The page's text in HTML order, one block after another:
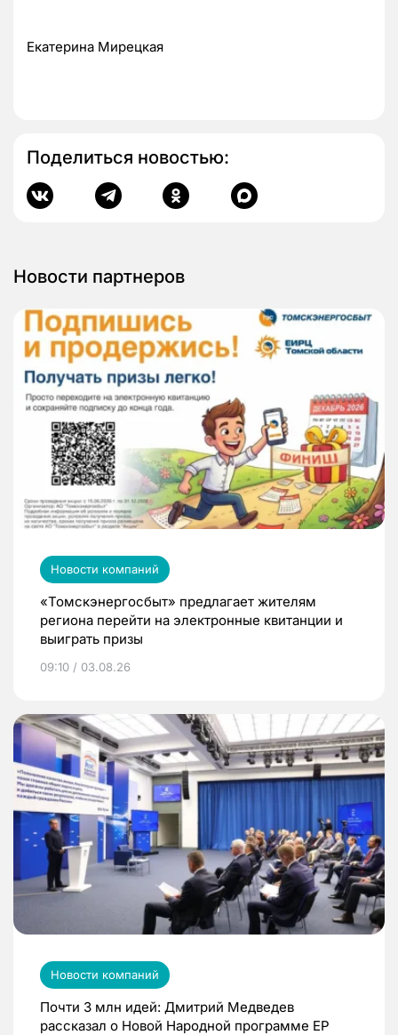
Екатерина Мирецкая
Поделиться новостью:
Новости партнеров
Новости компаний
«Томскэнергосбыт» предлагает жителям
региона перейти на электронные квитанции и
выиграть призы
09:10 / 03.08.26
Новости компаний
Почти 3 млн идей: Дмитрий Медведев
рассказал о Новой Народной программе ЕР